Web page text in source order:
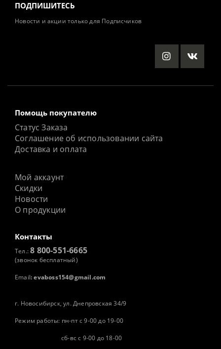
ПОДПИШИТЕСЬ
Новости и акции только для Подписчиков
Помощь покупателю
Статус Заказа
Соглашение об использовании сайта
Доставка и оплата
Мой аккаунт
Скидки
Новости
О продукции
Контакты
Тел.:8 800-551-6665
(звонок бесплатный)
Email: evaboss154@gmail.com
г. Новосибирск, ул. Днепровская 34/9
Режим работы: пн-пт с 9-00 до 19-00
сб-вс с 9-00 до 18-00